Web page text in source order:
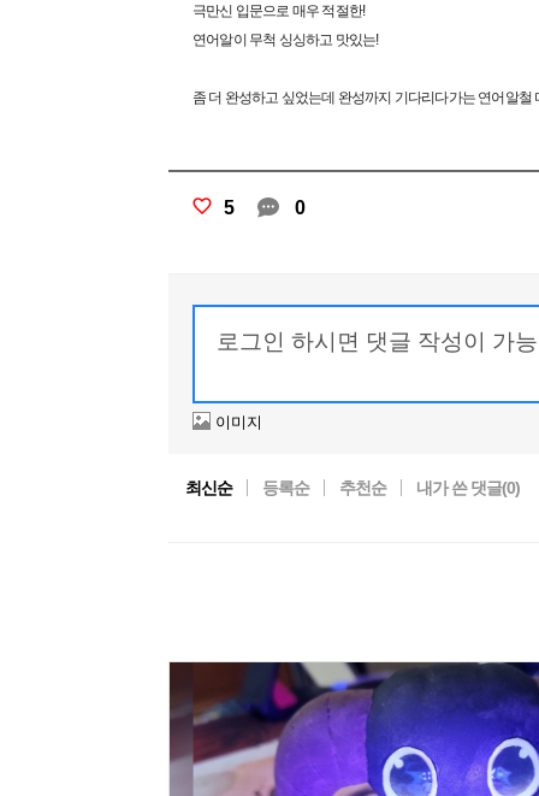
극만신 입문으로 매우 적절한!
연어알이 무척 싱싱하고 맛있는!
좀 더 완성하고 싶었는데 완성까지 기다리다가는 연어알철
5 0
이미지
최신순 등록순 추천순 내가 쓴 댓글(0)